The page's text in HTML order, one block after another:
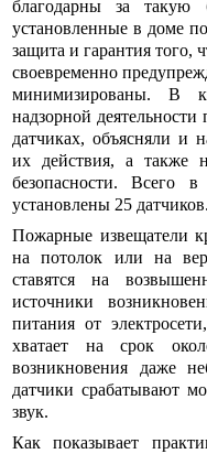
благодарны за такую
установленные в доме
защита и гарантия того,
своевременно
минимизированы. В
надзорной
датчиках, объясняли и
их действия, а также
безопасности. Всего
установлены 25 датчиков.
Пожарные извещатели
на потолок или на
ставятся на
источники
питания от
хватает на срок
возникновения даже
датчики срабатывают
звук.
Как показывает